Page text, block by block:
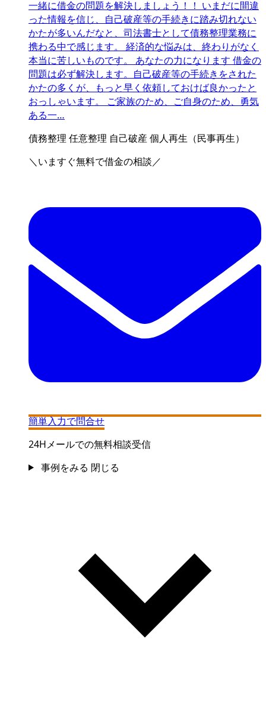
一緒に借金の問題を解決しましょう！！ いまだに間違
った情報を信じ、自己破産等の手続きに踏み切れない
かたが多いんだなと、司法書士として債務整理業務に
携わる中で感じます。 経済的な悩みは、終わりがなく
本当に苦しいものです。 あなたの力になります 借金の
問題は必ず解決します。自己破産等の手続きをされた
かたの多くが、もっと早く依頼しておけば良かったと
おっしゃいます。 ご家族のため、ご自身のため、勇気
ある一…
債務整理 任意整理 自己破産個人再生（民事再生）
＼いますぐ無料で借金の相談／
簡単入力で問合せ
24Hメールでの無料相談受信
事例をみる 閉じる